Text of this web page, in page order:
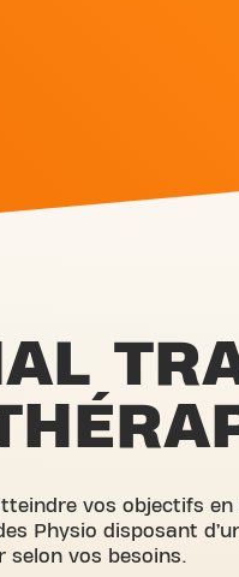
vos objectifs
Physio disposant
selon vos besoins.